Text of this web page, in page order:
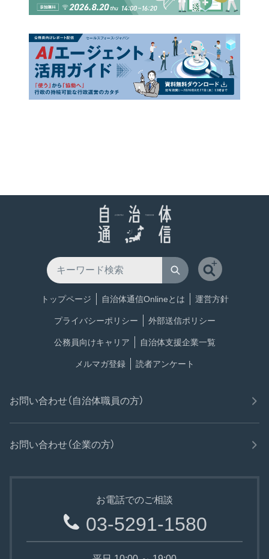
トップページ 自治体通信Onlineとは 運営方針
プライバシーポリシー 外部送信ポリシー
公務員向けキャリア 自治体支援企業一覧
メルマガ登録 読者アンケート
お問い合わせ（自治体職員の方）
お問い合わせ（企業の方）
お電話でのご相談
03-5291-1580